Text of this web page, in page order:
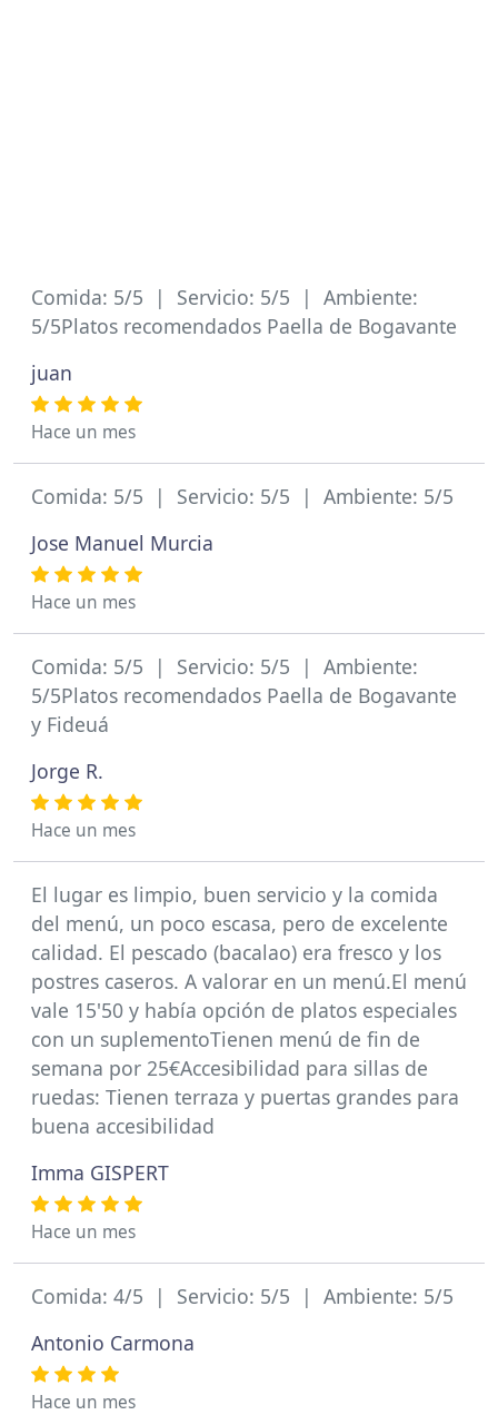
Comida: 5/5 | Servicio: 5/5 | Ambiente:
5/5Platos recomendados Paella de Bogavante
juan
Hace un mes
Comida: 5/5 | Servicio: 5/5 | Ambiente: 5/5
Jose Manuel Murcia
Hace un mes
Comida: 5/5 | Servicio: 5/5 | Ambiente:
5/5Platos recomendados Paella de Bogavante
y Fideuá
Jorge R.
Hace un mes
El lugar es limpio, buen servicio y la comida
del menú, un poco escasa, pero de excelente
calidad. El pescado (bacalao) era fresco y los
postres caseros. A valorar en un menú.El menú
vale 15'50 y había opción de platos especiales
con un suplementoTienen menú de fin de
semana por 25€Accesibilidad para sillas de
ruedas: Tienen terraza y puertas grandes para
buena accesibilidad
Imma GISPERT
Hace un mes
Comida: 4/5 | Servicio: 5/5 | Ambiente: 5/5
Antonio Carmona
Hace un mes